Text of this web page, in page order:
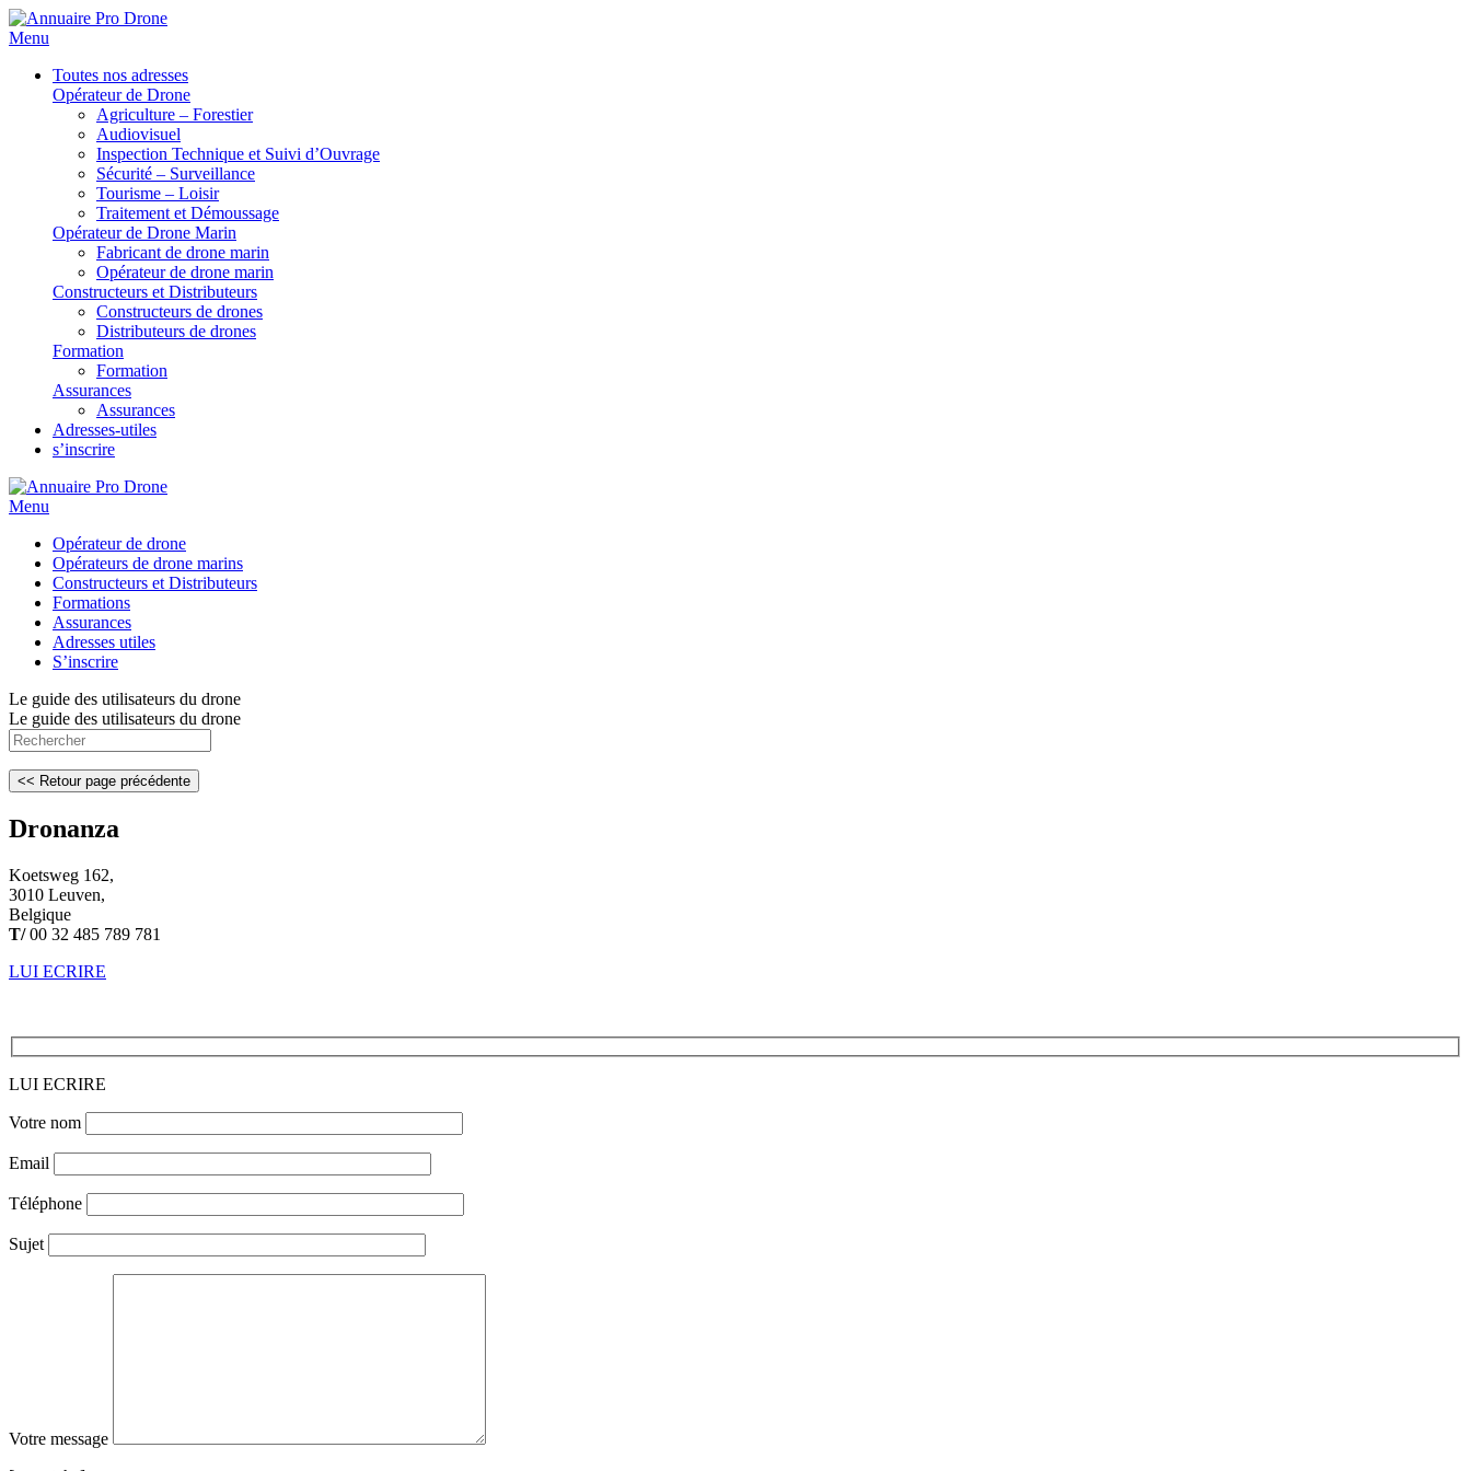
Menu
Toutes nos adresses
Opérateur de Drone
Agriculture – Forestier
Audiovisuel
Inspection Technique et Suivi d’Ouvrage
Sécurité – Surveillance
Tourisme – Loisir
Traitement et Démoussage
Opérateur de Drone Marin
Fabricant de drone marin
Opérateur de drone marin
Constructeurs et Distributeurs
Constructeurs de drones
Distributeurs de drones
Formation
Formation
Assurances
Assurances
Adresses-utiles
s’inscrire
Menu
Opérateur de drone
Opérateurs de drone marins
Constructeurs et Distributeurs
Formations
Assurances
Adresses utiles
S’inscrire
Le guide des utilisateurs du drone
Le guide des utilisateurs du drone
Dronanza
Koetsweg 162,
3010 Leuven,
Belgique
T/00 32 485 789 781
LUI ECRIRE
LUI ECRIRE
Votre nom
Email
Téléphone
Sujet
Votre message